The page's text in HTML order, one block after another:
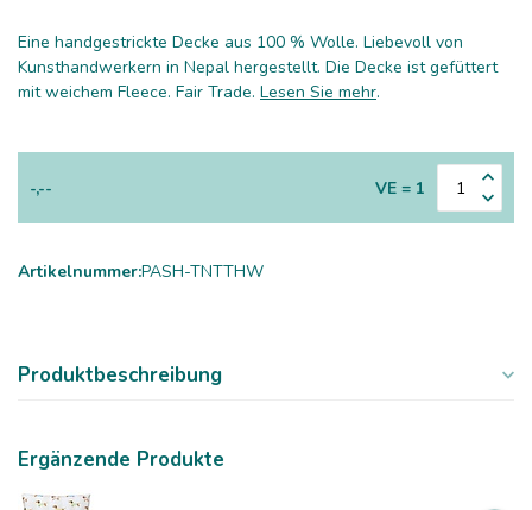
Eine handgestrickte Decke aus 100 % Wolle. Liebevoll von
Kunsthandwerkern in Nepal hergestellt. Die Decke ist gefüttert
mit weichem Fleece. Fair Trade. Lesen Sie mehr.
-,-- VE = 1
Artikelnummer:PASH-TNTTHW
Produktbeschreibung
Ergänzende Produkte